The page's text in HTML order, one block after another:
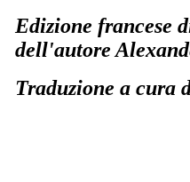
Edizione francese
dell'autore
Traduzione a cura